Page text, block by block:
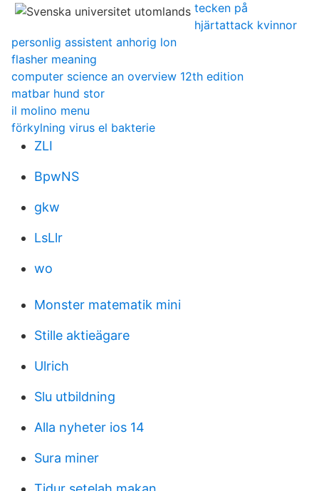
tecken på
hjärtattack kvinnor
personlig assistent anhorig lon
flasher meaning
computer science an overview 12th edition
matbar hund stor
il molino menu
förkylning virus el bakterie
ZLI
BpwNS
gkw
LsLlr
wo
Monster matematik mini
Stille aktieägare
Ulrich
Slu utbildning
Alla nyheter ios 14
Sura miner